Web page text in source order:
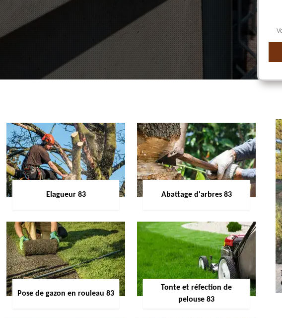
Elagueur 83 Abattage d'arbres 83
Pose de gazon en rouleau 83
Tonte et réfection de
pelouse 83